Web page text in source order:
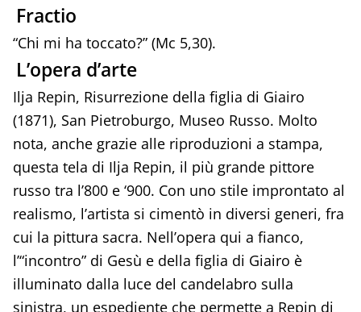
Fractio
“Chi mi ha toccato?” (Mc 5,30).
L’opera d’arte
Ilja Repin, Risurrezione della figlia di Giairo
(1871), San Pietroburgo, Museo Russo. Molto
nota, anche grazie alle riproduzioni a stampa,
questa tela di Ilja Repin, il più grande pittore
russo tra l’800 e ‘900. Con uno stile improntato al
realismo, l’artista si cimentò in diversi generi, fra
cui la pittura sacra. Nell’opera qui a fianco,
l’“incontro” di Gesù e della figlia di Giairo è
illuminato dalla luce del candelabro sulla
sinistra, un espediente che permette a Repin di